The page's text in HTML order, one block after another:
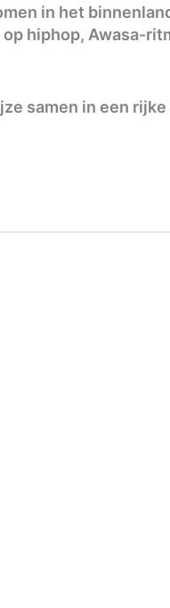
in het
hiphop, Awasa-
samen in een rijke